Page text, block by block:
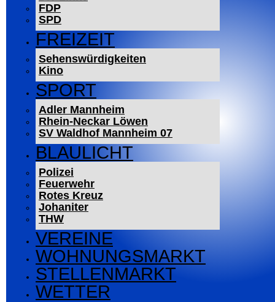
FDP
SPD
FREIZEIT
Sehenswürdigkeiten
Kino
SPORT
Adler Mannheim
Rhein-Neckar Löwen
SV Waldhof Mannheim 07
BLAULICHT
Polizei
Feuerwehr
Rotes Kreuz
Johaniter
THW
VEREINE
WOHNUNGSMARKT
STELLENMARKT
WETTER